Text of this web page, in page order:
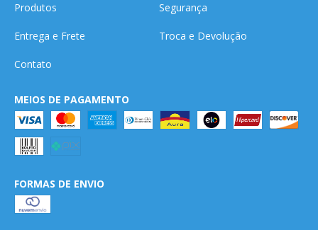
Produtos Segurança
Entrega e Frete Troca e Devolução
Contato
MEIOS DE PAGAMENTO
FORMAS DE ENVIO